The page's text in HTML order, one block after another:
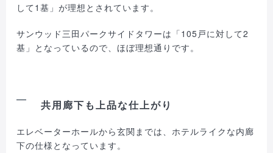
して1基」が理想とされています。
サンウッド三田パークサイドタワーは「105戸に対して2
基」となっているので、ほぼ理想通りです。
共用廊下も上品な仕上がり
エレベーターホールから玄関までは、ホテルライクな内廊
下の仕様となっています。